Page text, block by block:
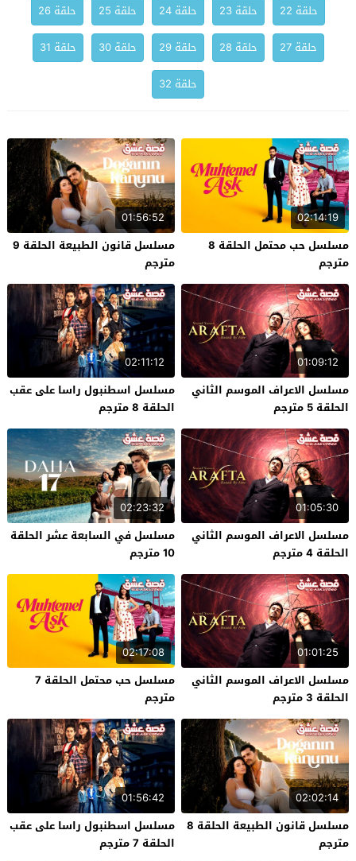
حلقة 22
حلقة 23 حلقة 24 حلقة 25
حلقة 26
حلقة 27
حلقة 28 حلقة 29 حلقة 30
حلقة 31
حلقة 32
02:14:19
مسلسل حب محتمل الحلقة 8
مترجم
01:56:52
مسلسل قانون الطبيعة الحلقة 9
مترجم
01:09:12
مسلسل الاعراف الموسم الثاني
الحلقة 5 مترجم
02:11:12
مسلسل اسطنبول راسا على عقب
الحلقة 8 مترجم
01:05:30
مسلسل الاعراف الموسم الثاني
الحلقة 4 مترجم
02:23:32
مسلسل في السابعة عشر الحلقة
10 مترجم
01:01:25
مسلسل الاعراف الموسم الثاني
الحلقة 3 مترجم
02:17:08
مسلسل حب محتمل الحلقة 7
مترجم
02:02:14
مسلسل قانون الطبيعة الحلقة 8
مترجم
01:56:42
مسلسل اسطنبول راسا على عقب
الحلقة 7 مترجم